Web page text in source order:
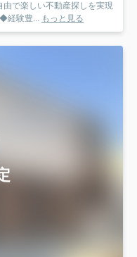
由で楽しい不動産探しを実現
経験豊... もっと見る